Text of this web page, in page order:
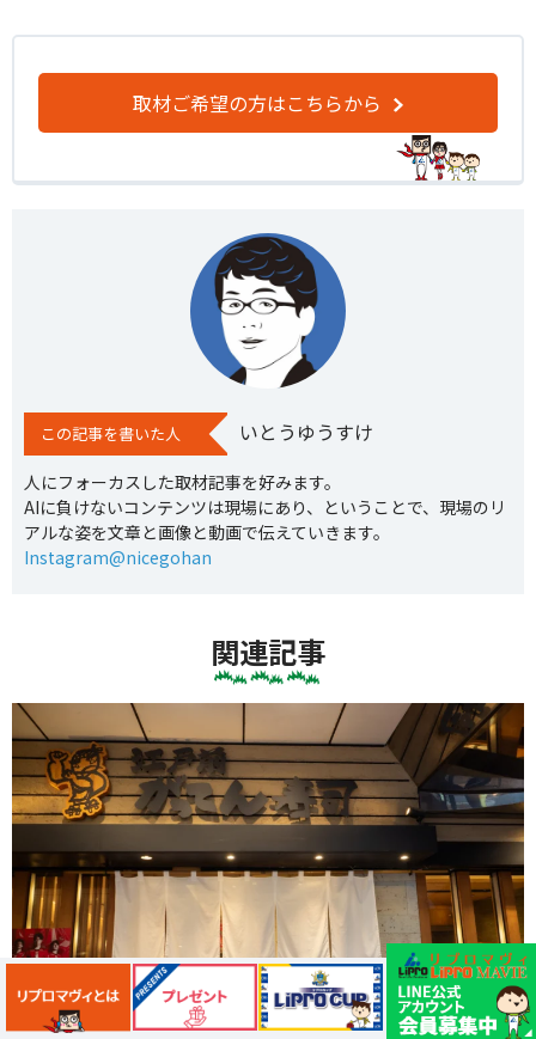
取材ご希望の方はこちらから
この記事を書いた人 いとうゆうすけ
人にフォーカスした取材記事を好みます。
AIに負けないコンテンツは現場にあり、ということで、現場のリ
アルな姿を文章と画像と動画で伝えていきます。
Instagram@nicegohan
関連記事